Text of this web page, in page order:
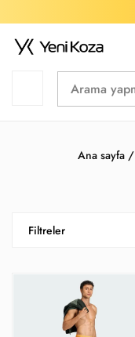
Ana sayfa /
Filtreler